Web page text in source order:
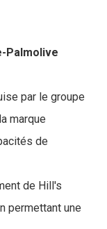
Palmolive
par le groupe
marque
de
de Hill's
permettant une